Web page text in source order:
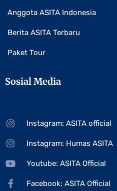
Anggota ASITA Indonesia
Berita ASITA Terbaru
Paket Tour
Sosial Media
Instagram: ASITA official
Instagram: Humas ASITA
Youtube: ASITA Official
Facebook: ASITA Official